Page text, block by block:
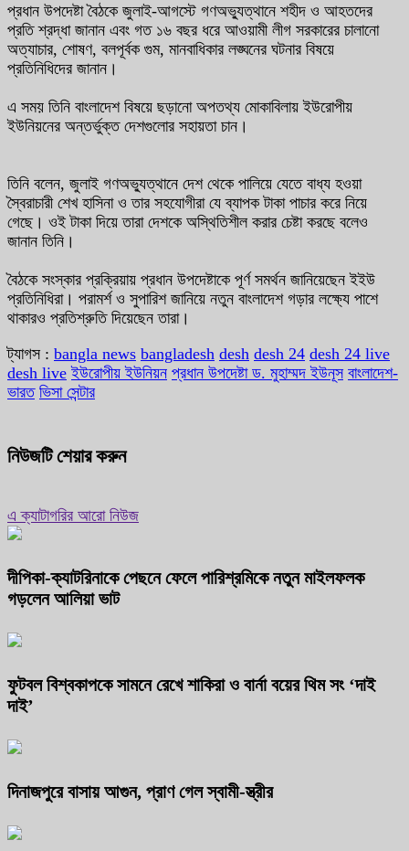
প্রধান উপদেষ্টা বৈঠকে জুলাই-আগস্টে গণঅভ্যুত্থানে শহীদ ও আহতদের
প্রতি শ্রদ্ধা জানান এবং গত ১৬ বছর ধরে আওয়ামী লীগ সরকারের চালানো
অত্যাচার, শোষণ, বলপূর্বক গুম, মানবাধিকার লঙ্ঘনের ঘটনার বিষয়ে
প্রতিনিধিদের জানান।
এ সময় তিনি বাংলাদেশ বিষয়ে ছড়ানো অপতথ্য মোকাবিলায় ইউরোপীয়
ইউনিয়নের অন্তর্ভুক্ত দেশগুলোর সহায়তা চান।
তিনি বলেন, জুলাই গণঅভ্যুত্থানে দেশ থেকে পালিয়ে যেতে বাধ্য হওয়া
স্বৈরাচারী শেখ হাসিনা ও তার সহযোগীরা যে ব্যাপক টাকা পাচার করে নিয়ে
গেছে। ওই টাকা দিয়ে তারা দেশকে অস্থিতিশীল করার চেষ্টা করছে বলেও
জানান তিনি।
বৈঠকে সংস্কার প্রক্রিয়ায় প্রধান উপদেষ্টাকে পূর্ণ সমর্থন জানিয়েছেন ইইউ
প্রতিনিধিরা। পরামর্শ ও সুপারিশ জানিয়ে নতুন বাংলাদেশ গড়ার লক্ষ্যে পাশে
থাকারও প্রতিশ্রুতি দিয়েছেন তারা।
ট্যাগস : bangla news bangladesh desh desh 24 desh 24 live
desh live ইউরোপীয় ইউনিয়ন প্রধান উপদেষ্টা ড. মুহাম্মদ ইউনূস বাংলাদেশ-
ভারত ভিসা সেন্টার
নিউজটি শেয়ার করুন
এ ক্যাটাগরির আরো নিউজ
দীপিকা-ক্যাটরিনাকে পেছনে ফেলে পারিশ্রমিকে নতুন মাইলফলক
গড়লেন আলিয়া ভাট
ফুটবল বিশ্বকাপকে সামনে রেখে শাকিরা ও বার্না বয়ের থিম সং ‘দাই
দাই’
দিনাজপুরে বাসায় আগুন, প্রাণ গেল স্বামী-স্ত্রীর